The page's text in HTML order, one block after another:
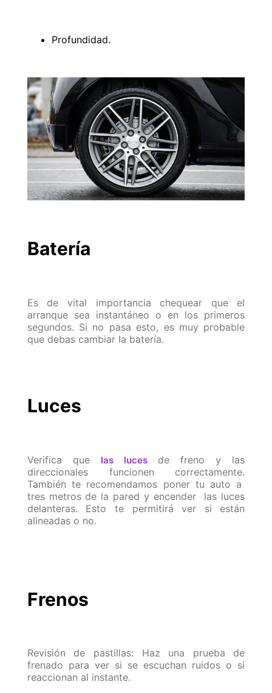
Profundidad.
Batería
Es de vital importancia chequear que el
arranque sea instantáneo o en los primeros
segundos. Si no pasa esto, es muy probable
que debas cambiar la batería.
Luces
Verifica que las lucesde freno y las
direccionales funcionen correctamente.
También te recomendamos poner tu auto a
tres metros de la pared y encender las luces
delanteras. Esto te permitirá ver si están
alineadas o no.
Frenos
Revisión de pastillas: Haz una prueba de
frenado para ver si se escuchan ruidos o si
reaccionan al instante.